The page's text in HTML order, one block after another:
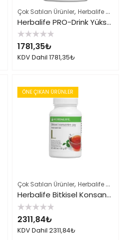
,Herbalife Ürün Listesi
Çok Satılan Ürünler, Herbalife Shake Karışımları
Herbalife PRO-Drink Yüksek Proteinli Vanilyalı Shake
5
üzerinden
0
oy
1781,35₺
KDV Dahil 1781,35₺
,Herbalife Ürün Listesi
ÖNE ÇIKAN ÜRÜNLER
Çok Satılan Ürünler, Herbalife Çayları ve İçeçekler
Herbalife Bitkisel Konsantre Çay Klasik 102gr
5
üzerinden
0
oy
2311,84₺
KDV Dahil 2311,84₺